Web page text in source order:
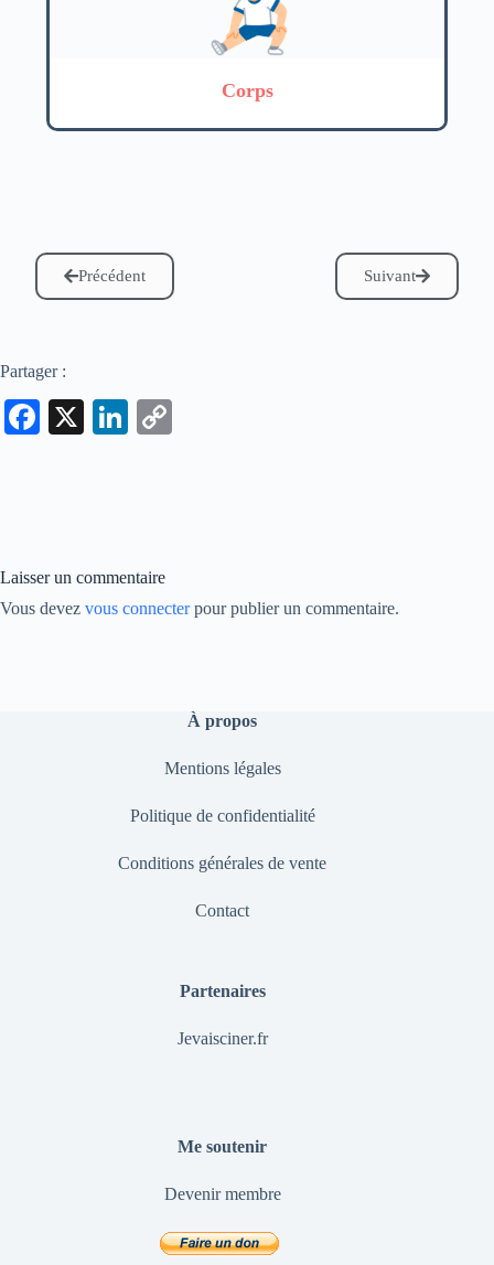
Corps
Précédent Suivant
Partager :
Fa
X
Li
Laisser un commentaire
Vous devez vous connecterpour publier un commentaire.
À propos
Mentions légales
Politique de confidentialité
Conditions générales de vente
Contact
Partenaires
Jevaisciner.fr
Me soutenir
Devenir membre